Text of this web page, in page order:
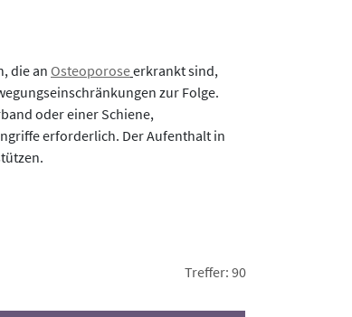
die an Osteoporoseerkrankt sind,
zur Folge.
oder einer Schiene,
erforderlich. Der Aufenthalt in
Treffer: 90